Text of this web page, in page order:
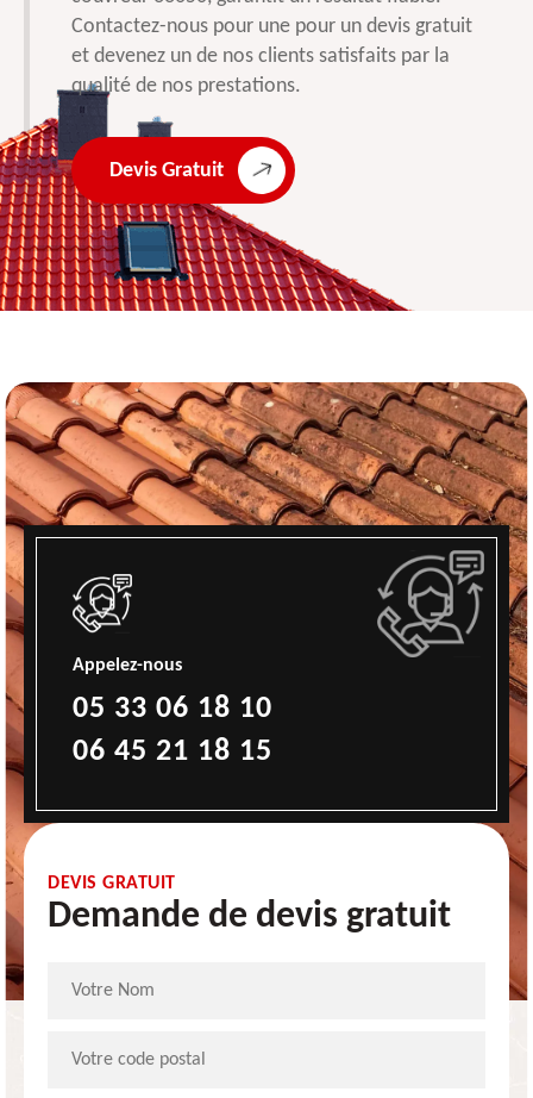
Contactez-nous pour une pour un devis gratuit
et devenez un de nos clients satisfaits par la
qualité de nos prestations.
Devis Gratuit
Appelez-nous
05 33 06 18 10
06 45 21 18 15
DEVIS GRATUIT
Demande de devis gratuit